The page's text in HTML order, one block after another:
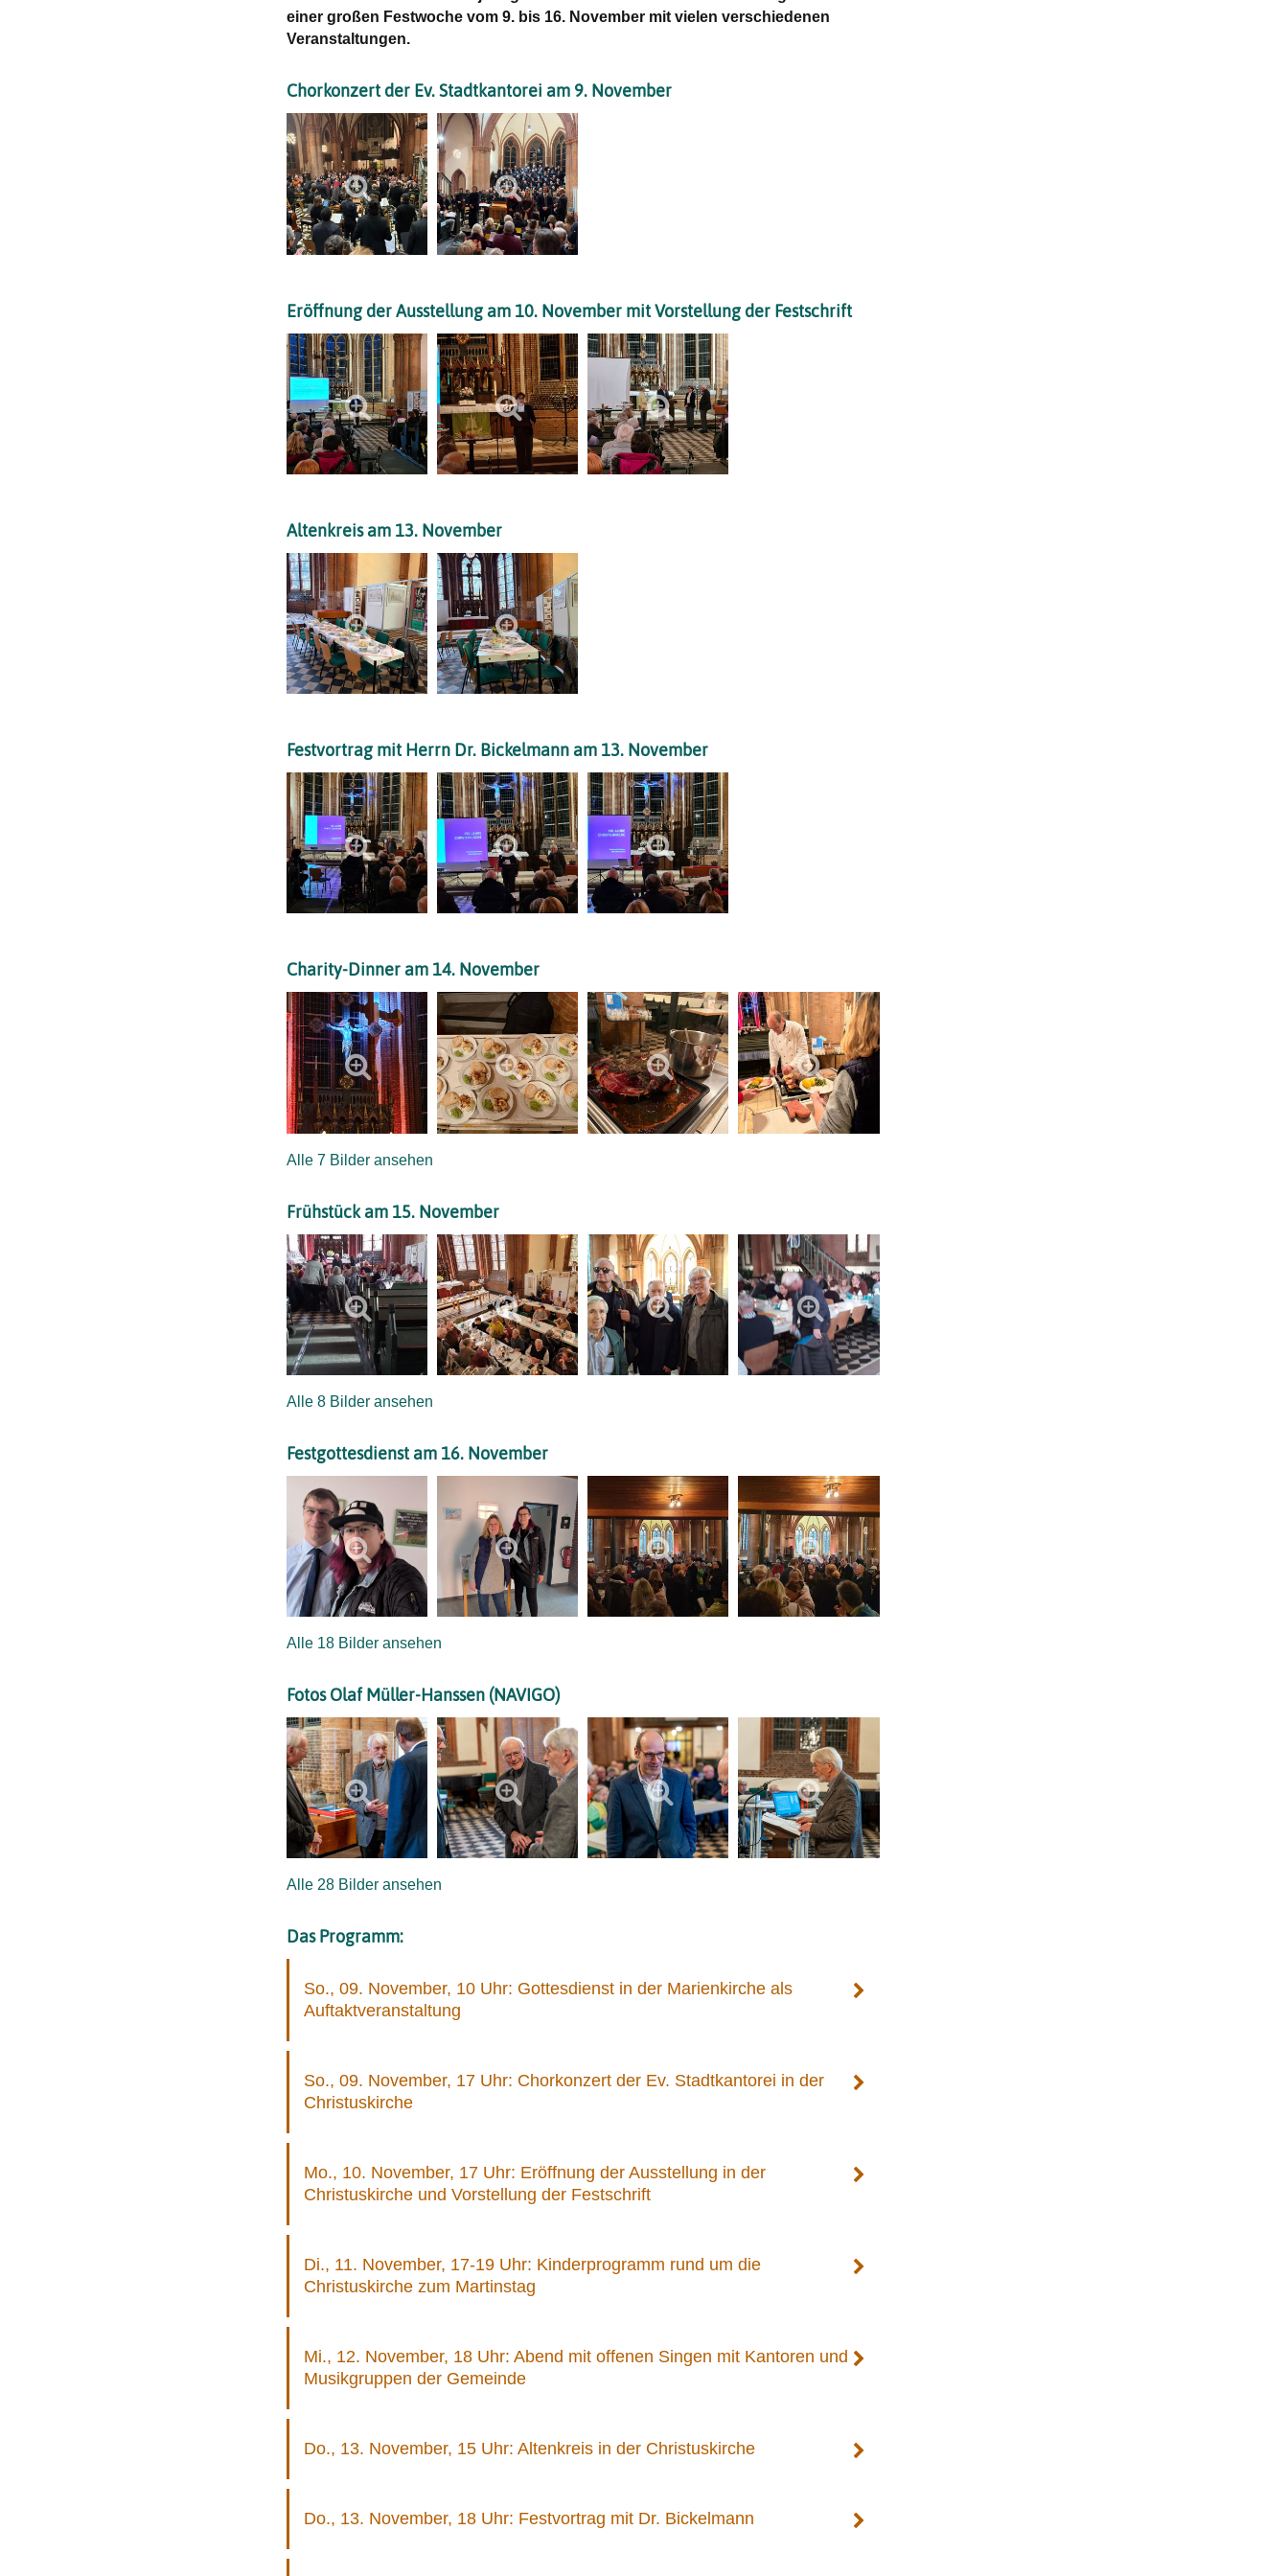
einer großen Festwoche vom 9. bis 16. November mit vielen verschiedenen
Veranstaltungen.
Chorkonzert der Ev. Stadtkantorei am 9. November
Eröffnung der Ausstellung am 10. November mit Vorstellung der Festschrift
Altenkreis am 13. November
Festvortrag mit Herrn Dr. Bickelmann am 13. November
Charity-Dinner am 14. November
Alle 7 Bilder ansehen
Frühstück am 15. November
Alle 8 Bilder ansehen
Festgottesdienst am 16. November
Alle 18 Bilder ansehen
Fotos Olaf Müller-Hanssen (NAVIGO)
Alle 28 Bilder ansehen
Das Programm:
So., 09. November, 10 Uhr: Gottesdienst in der Marienkirche als
Auftaktveranstaltung
So., 09. November, 17 Uhr: Chorkonzert der Ev. Stadtkantorei in der
Christuskirche
Mo., 10. November, 17 Uhr: Eröffnung der Ausstellung in der
Christuskirche und Vorstellung der Festschrift
Di., 11. November, 17-19 Uhr: Kinderprogramm rund um die
Christuskirche zum Martinstag
Mi., 12. November, 18 Uhr: Abend mit offenen Singen mit Kantoren und
Musikgruppen der Gemeinde
Do., 13. November, 15 Uhr: Altenkreis in der Christuskirche
Do., 13. November, 18 Uhr: Festvortrag mit Dr. Bickelmann